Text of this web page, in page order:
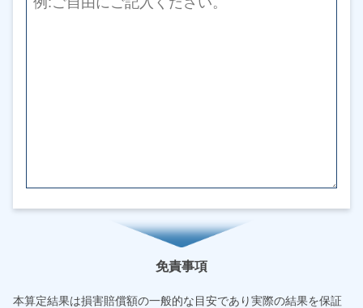
免責事項
本算定結果は損害賠償額の一般的な目安であり実際の結果を保証